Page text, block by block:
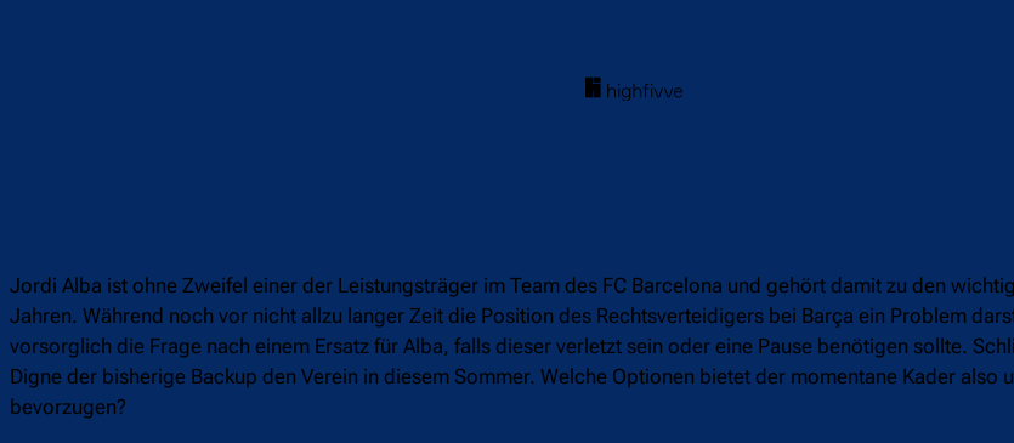
Jordi Alba ist ohne Zweifel einer der Leistungsträger im Team des FC Barcelona und gehört damit zu den
Jahren. Während noch vor nicht allzu langer Zeit die Position des Rechtsverteidigers bei Barça ein Problem
vorsorglich die Frage nach einem Ersatz für Alba, falls dieser verletzt sein oder eine Pause benötigen sollte.
Digne der bisherige Backup den Verein in diesem Sommer. Welche Optionen bietet der momentane Kader also
bevorzugen?